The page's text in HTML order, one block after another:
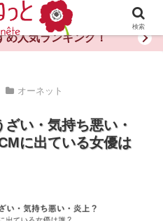
・秘訣がわかる情報サイト
め人気ランキング！
オーネット
い・気持ち悪い・
に出ている女優は
検索